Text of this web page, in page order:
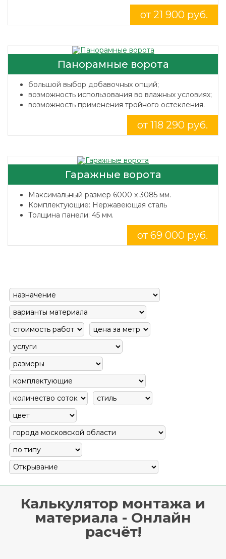
от 21 900 руб.
Панорамные ворота
большой выбор добавочных опций;
возможность использования во влажных условиях;
возможность применения тройного остекления.
от 118 290 руб.
Гаражные ворота
Максимальный размер 6000 x 3085 мм.
Комплектующие: Нержавеющая сталь
Толщина панели: 45 мм.
от 69 000 руб.
Калькулятор монтажа и
материала - Онлайн
расчёт!